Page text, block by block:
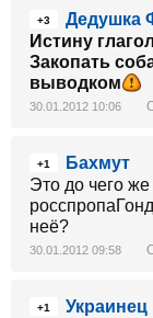
+3
Дедушка
Истину
Закопать
выводком
30.01.2012 10:06
+1
Бахмут
Это до чего
неё?
30.01.2012 09:58
+1
Украинец